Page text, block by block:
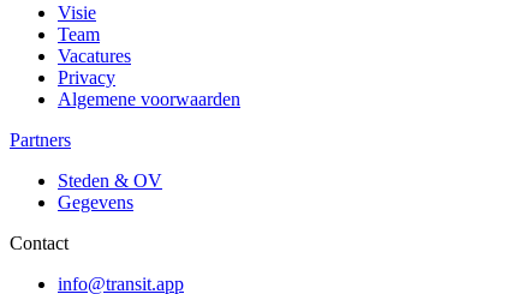
Visie
Team
Vacatures
Privacy
Algemene voorwaarden
Partners
Steden & OV
Gegevens
Contact
info@transit.app